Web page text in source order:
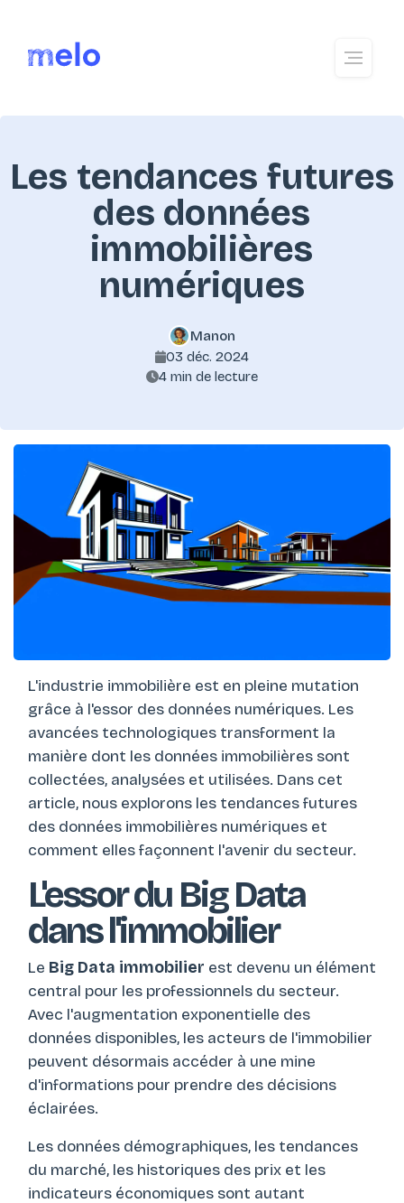
Les tendances futures
des données
immobilières
numériques
Manon
03 déc. 2024
4 min de lecture
L'industrie immobilière est en pleine mutation
grâce à l'essor des données numériques. Les
avancées technologiques transforment la
manière dont les données immobilières sont
collectées, analysées et utilisées. Dans cet
article, nous explorons les tendances futures
des données immobilières numériques et
comment elles façonnent l'avenir du secteur.
L'essor du Big Data
dans l'immobilier
Le Big Data immobilier est devenu un élément
central pour les professionnels du secteur.
Avec l'augmentation exponentielle des
données disponibles, les acteurs de l'immobilier
peuvent désormais accéder à une mine
d'informations pour prendre des décisions
éclairées.
Les données démographiques, les tendances
du marché, les historiques des prix et les
indicateurs économiques sont autant